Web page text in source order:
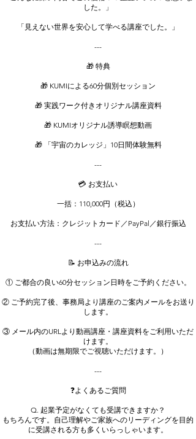
した。」
「見えない世界を安心して学べる講座でした。」
---
🎁 特典
🎁 KUMIによる60分個別セッション
🎁 実践ワーク付きオリジナル講座資料
🎁 KUMIオリジナル誘導瞑想動画
🎁 「宇宙のカレッジ」10日間体験無料
---
💳 お支払い
一括：110,000円（税込）
お支払い方法：クレジットカード／PayPal／銀行振込
---
📝 お申込みの流れ
① ご都合の良い60分セッション日時をご予約ください。
② ご予約完了後、事務局より講座のご案内メールをお送り
します。
③ メール内のURLより動画講座・講座資料をご利用いただ
けます。
（動画は無期限でご視聴いただけます。）
---
❓よくあるご質問
Q. 起業予定がなくても受講できますか？
もちろんです。自己理解やご家族へのリーディングを目的
に受講される方も多くいらっしゃいます。